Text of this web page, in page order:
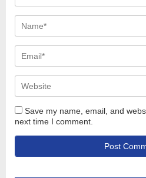
Save my name, email, and
next time I comment.